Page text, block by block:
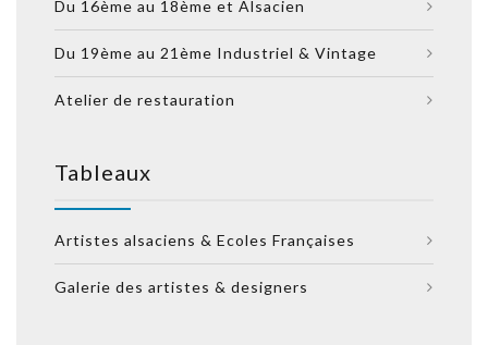
Du 16ème au 18ème et Alsacien
Du 19ème au 21ème Industriel & Vintage
Atelier de restauration
Tableaux
Artistes alsaciens & Ecoles Françaises
Galerie des artistes & designers